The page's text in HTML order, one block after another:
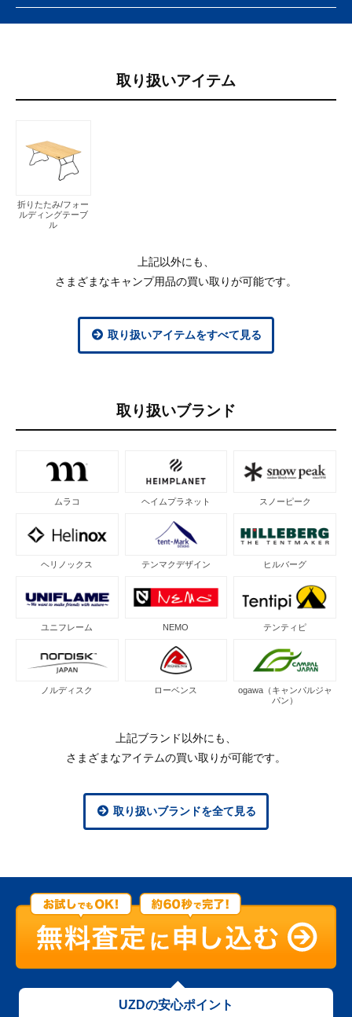
取り扱いアイテム
折りたたみ/フォー
ルディングテーブ
ル
上記以外にも、
さまざまなキャンプ用品の買い取りが可能です。
取り扱いアイテムをすべて見る
取り扱いブランド
ムラコ ヘイムプラネット スノーピーク
ヘリノックス テンマクデザイン ヒルバーグ
ユニフレーム NEMO テンティピ
ノルディスク ローベンス
ogawa（キャンパルジャ
パン）
上記ブランド以外にも、
さまざまなアイテムの買い取りが可能です。
取り扱いブランドを全て見る
UZDの安心ポイント